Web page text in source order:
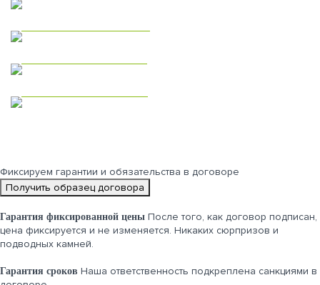
Фиксируем гарантии и обязательства в договоре
Получить образец договора
Гарантия фиксированной цены После того, как договор подписан,
цена фиксируется и не изменяется. Никаких сюрпризов и
подводных камней.
Гарантия сроков Наша ответственность подкреплена санкциями в